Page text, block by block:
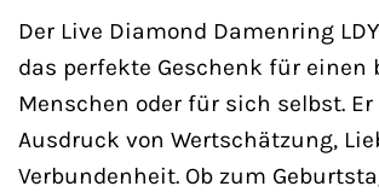
Der Live Diamond Damenring
das perfekte Geschenk für einen
Menschen oder für sich selbst.
Ausdruck von Wertschätzung,
Verbundenheit. Ob zum